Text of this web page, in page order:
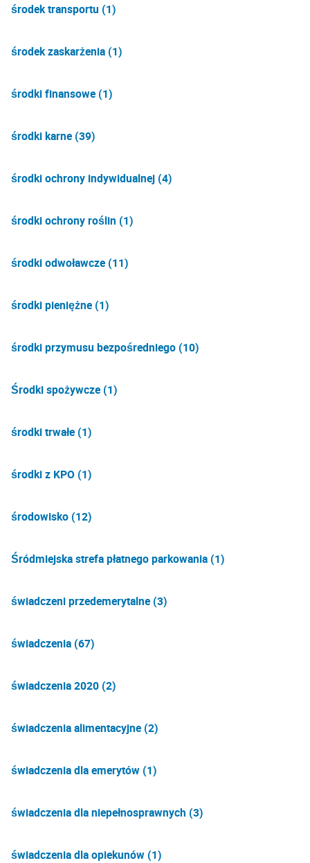
środek transportu (1)
środek zaskarżenia (1)
środki finansowe (1)
środki karne (39)
środki ochrony indywidualnej (4)
środki ochrony roślin (1)
środki odwoławcze (11)
środki pieniężne (1)
środki przymusu bezpośredniego (10)
Środki spożywcze (1)
środki trwałe (1)
środki z KPO (1)
środowisko (12)
Śródmiejska strefa płatnego parkowania (1)
świadczeni przedemerytalne (3)
świadczenia (67)
świadczenia 2020 (2)
świadczenia alimentacyjne (2)
świadczenia dla emerytów (1)
świadczenia dla niepełnosprawnych (3)
świadczenia dla opiekunów (1)